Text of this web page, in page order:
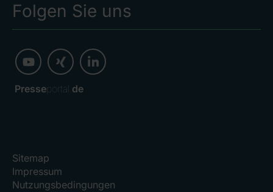
Folgen Sie uns
Presseportal. de
Sitemap
Impressum
Nutzungsbedingungen